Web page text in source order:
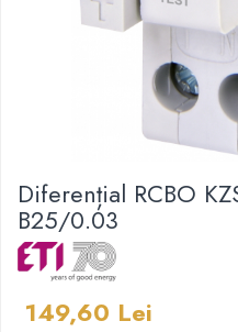
Diferențial RCBO
B25/0.03
149,60 Lei